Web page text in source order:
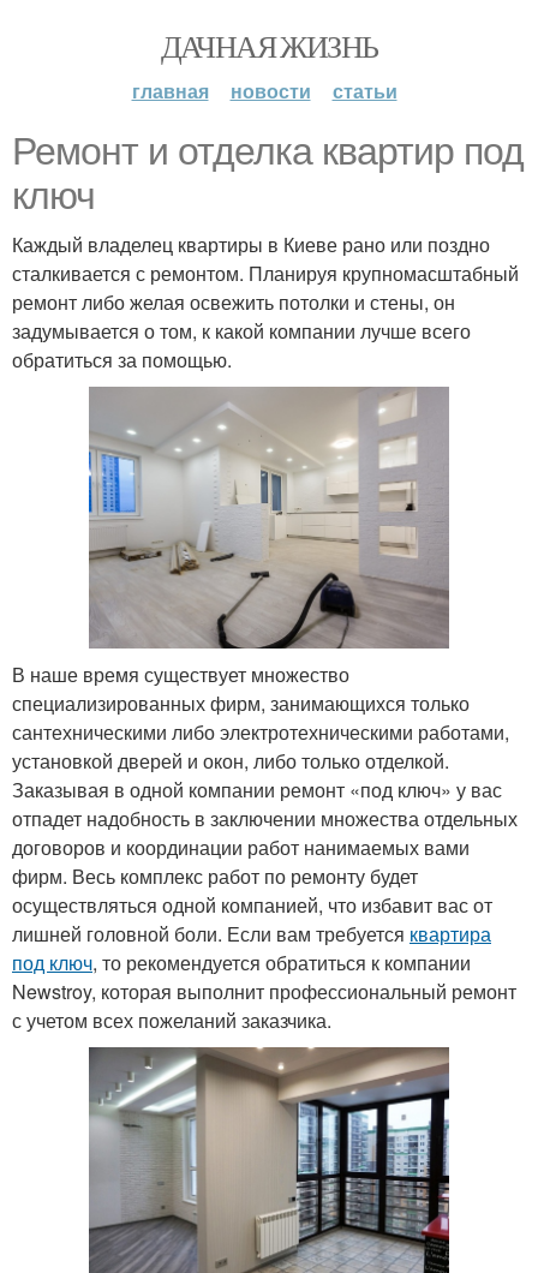
ДАЧНАЯ ЖИЗНЬ
главная новости статьи
Ремонт и отделка квартир под
ключ
Каждый владелец квартиры в Киеве рано или поздно
сталкивается с ремонтом. Планируя крупномасштабный
ремонт либо желая освежить потолки и стены, он
задумывается о том, к какой компании лучше всего
обратиться за помощью.
В наше время существует множество
специализированных фирм, занимающихся только
сантехническими либо электротехническими работами,
установкой дверей и окон, либо только отделкой.
Заказывая в одной компании ремонт «под ключ» у вас
отпадет надобность в заключении множества отдельных
договоров и координации работ нанимаемых вами
фирм. Весь комплекс работ по ремонту будет
осуществляться одной компанией, что избавит вас от
лишней головной боли. Если вам требуется квартира
под ключ, то рекомендуется обратиться к компании
Newstroy, которая выполнит профессиональный ремонт
с учетом всех пожеланий заказчика.